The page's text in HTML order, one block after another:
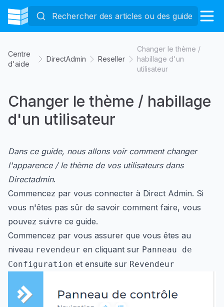
Centre
d'aide
DirectAdmin Reseller
Changer le thème /
habillage d'un
utilisateur
Changer le thème / habillage
d'un utilisateur
Dans ce guide, nous allons voir comment changer
l'apparence / le thème de vos utilisateurs dans
Directadmin.
Commencez par vous connecter à Direct Admin. Si
vous n'êtes pas sûr de savoir comment faire, vous
pouvez suivre ce guide.
Commencez par vous assurer que vous êtes au
niveau revendeur en cliquant sur Panneau de
Configuration et ensuite sur Revendeur